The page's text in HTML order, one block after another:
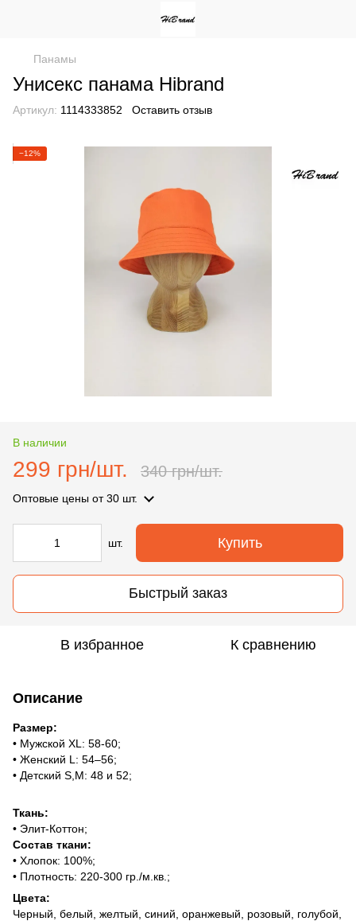
Панамы
Унисекс панама Hibrand
Артикул: 1114333852 Оставить отзыв
−12%
В наличии
299 грн/шт. 340 грн/шт.
Оптовые цены от 30 шт.
шт. Купить
Быстрый заказ
В избранное К сравнению
Описание
Размер:
• Мужской XL: 58-60;
• Женский L: 54–56;
• Детский S,M: 48 и 52;
Ткань:
• Элит-Коттон;
Состав ткани:
• Хлопок: 100%;
• Плотность: 220-300 гр./м.кв.;
Цвета:
Черный, белый, желтый, синий, оранжевый, розовый, голубой,